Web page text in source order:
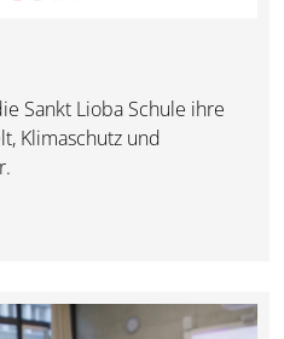
Sankt Lioba Schule ihre
Klimaschutz und